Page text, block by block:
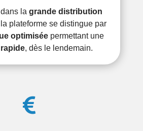
dans lagrande distribution
plateforme se distingue par
optimiséepermettant une
, dès le lendemain.
